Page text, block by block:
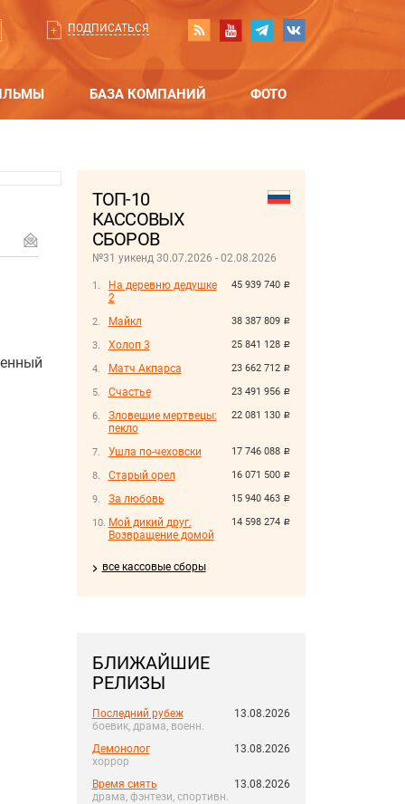
ПОДПИСАТЬСЯ
БАЗА КОМПАНИЙ ФОТО
ТОП-10
КАССОВЫХ
СБОРОВ
№31 уикенд 30.07.2026 - 02.08.2026
45 939 740 руб.
На деревню дедушке
2
38 387 809 руб.
Майкл
25 841 128 руб.
Холоп 3
23 662 712 руб.
Матч Акпарса
23 491 956 руб.
Счастье
22 081 130 руб.
Зловещие мертвецы:
пекло
17 746 088 руб.
Ушла по-чеховски
16 071 500 руб.
Старый орел
15 940 463 руб.
За любовь
14 598 274 руб.
Мой дикий друг.
Возвращение домой
все кассовые сборы
БЛИЖАЙШИЕ
РЕЛИЗЫ
Последний рубеж
боевик, драма, военн.
13.08.2026
Демонолог
хоррор
13.08.2026
Время сиять
драма, фэнтези, спортивн.
13.08.2026